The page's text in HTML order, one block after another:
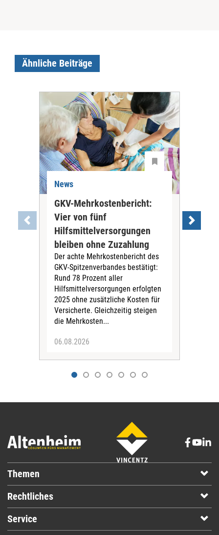
Ähnliche Beiträge
News
GKV-Mehrkostenbericht:
Vier von fünf
Hilfsmittelversorgungen
bleiben ohne Zuzahlung
Der achte Mehrkostenbericht des
GKV-Spitzenverbandes bestätigt:
Rund 78 Prozent aller
Hilfsmittelversorgungen erfolgten
2025 ohne zusätzliche Kosten für
Versicherte. Gleichzeitig steigen
die Mehrkosten...
06.08.2026
Themen
Rechtliches
Service